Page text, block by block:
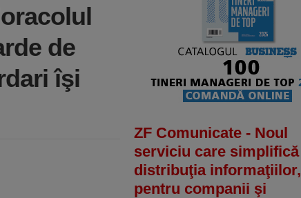
de
îşi
ZF Comunicate - Noul
serviciu care simplifică
distribuţia informaţiilor,
pentru companii şi